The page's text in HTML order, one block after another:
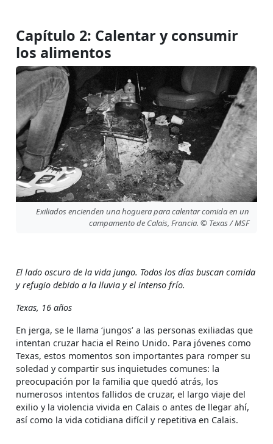
Capítulo 2: Calentar y consumir
los alimentos
Exiliados encienden una hoguera para calentar comida en un
campamento de Calais, Francia. © Texas / MSF
El lado oscuro de la vida jungo. Todos los días buscan comida
y refugio debido a la lluvia y el intenso frío.
Texas, 16 años
En jerga, se le llama ‘jungos’ a las personas exiliadas que
intentan cruzar hacia el Reino Unido. Para jóvenes como
Texas, estos momentos son importantes para romper su
soledad y compartir sus inquietudes comunes: la
preocupación por la familia que quedó atrás, los
numerosos intentos fallidos de cruzar, el largo viaje del
exilio y la violencia vivida en Calais o antes de llegar ahí,
así como la vida cotidiana difícil y repetitiva en Calais.